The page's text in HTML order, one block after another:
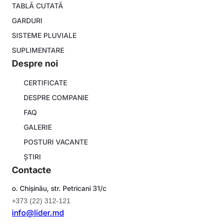
TABLĂ CUTATĂ
GARDURI
SISTEME PLUVIALE
SUPLIMENTARE
Despre noi
About
company
CERTIFICATE
DESPRE COMPANIE
FAQ
GALERIE
POSTURI VACANTE
ȘTIRI
Contacte
o. Chișinău, str. Petricani 31/c
+373 (22) 312-121
info@lider.md